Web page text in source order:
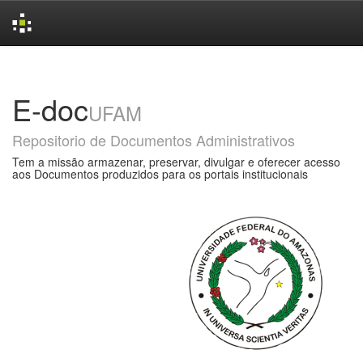
E-docUFAM
Repositorio de Documentos Administrativos
Tem a missão armazenar, preservar, divulgar e oferecer acesso
aos Documentos produzidos para os portais institucionais